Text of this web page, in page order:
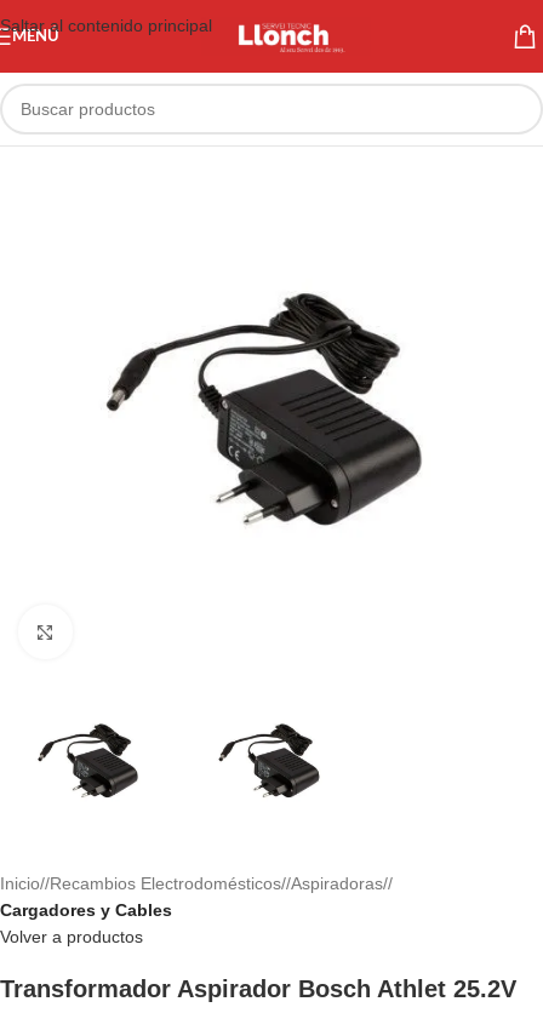
Saltar al contenido principal
MENÚ
Inicio/ Recambios Electrodomésticos/ Aspiradoras/
Cargadores y Cables
Volver a productos
Transformador Aspirador Bosch Athlet 25.2V